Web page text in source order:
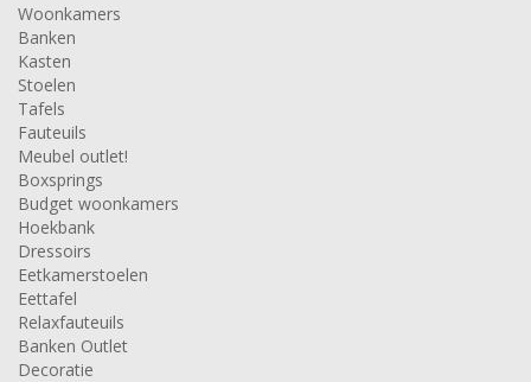
Woonkamers
Banken
Kasten
Stoelen
Tafels
Fauteuils
Meubel outlet!
Boxsprings
Budget woonkamers
Hoekbank
Dressoirs
Eetkamerstoelen
Eettafel
Relaxfauteuils
Banken Outlet
Decoratie